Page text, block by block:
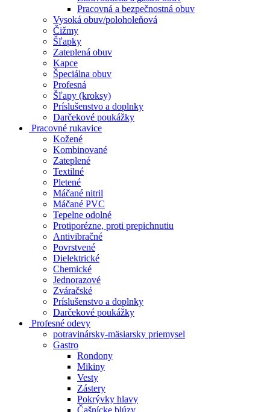
Pracovná a bezpečnostná obuv
Vysoká obuv/poloholeňová
Čižmy
Šľapky
Zateplená obuv
Kapce
Špeciálna obuv
Profesná
Šľapy (kroksy)
Príslušenstvo a doplnky
Darčekové poukážky
Pracovné rukavice
Kožené
Kombinované
Zateplené
Textilné
Pletené
Máčané nitril
Máčané PVC
Tepelne odolné
Protiporézne, proti prepichnutiu
Antivibračné
Povrstvené
Dielektrické
Chemické
Jednorazové
Zváračské
Príslušenstvo a doplnky
Darčekové poukážky
Profesné odevy
potravinársky-mäsiarsky priemysel
Gastro
Rondony
Mikiny
Vesty
Zástery
Pokrývky hlavy
Čašnícke blúzy